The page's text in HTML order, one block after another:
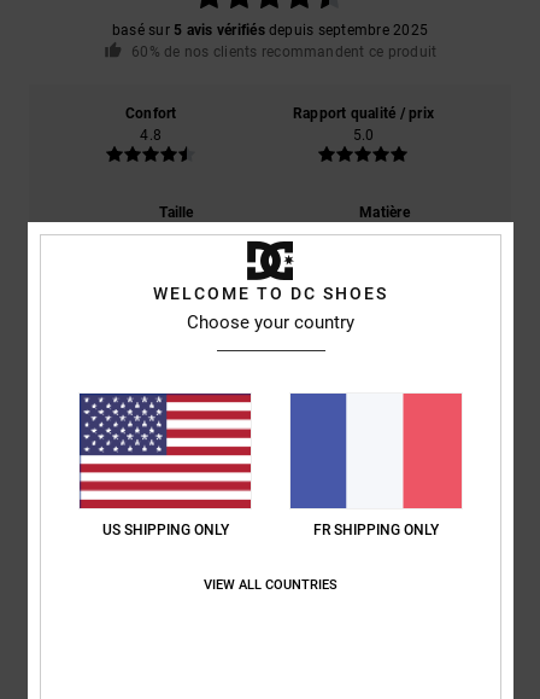
basé sur 5 avis vérifiésdepuis septembre 2025
60% de nos clients recommandent ce produit
Confort
4.8
Rapport qualité / prix
5.0
Taille
Matière
4.8
5.0
4
WELCOME TO DC SHOES
Choose your country
US SHIPPING ONLY FR SHIPPING ONLY
VIEW ALL COUNTRIES